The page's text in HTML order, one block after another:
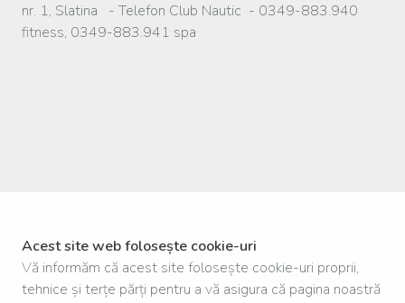
nr. 1, Slatina - Telefon Club Nautic - 0349-883.940
fitness, 0349-883.941 spa
Acest site web folosește cookie-uri
Vă informăm că acest site folosește cookie-uri proprii,
tehnice și terțe părți pentru a vă asigura că pagina noastră